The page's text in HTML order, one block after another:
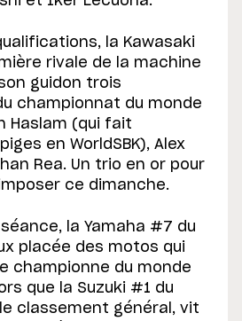
la Kawasaki
rivale de la machine
guidon trois
championnat du monde
Haslam (qui fait
en WorldSBK), Alex
Rea. Un trio en or pour
ce dimanche.
la Yamaha #7 du
placée des motos qui
championne du monde
que la Suzuki #1 du
le classement général, vit